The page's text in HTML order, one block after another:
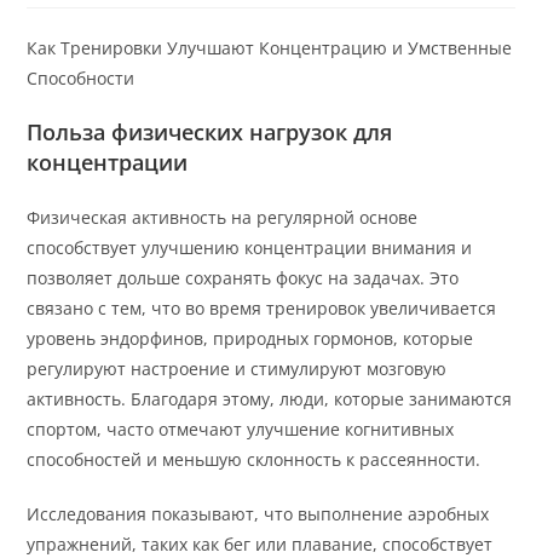
Как Тренировки Улучшают Концентрацию и Умственные
Способности
Польза физических нагрузок для
концентрации
Физическая активность на регулярной основе
способствует улучшению концентрации внимания и
позволяет дольше сохранять фокус на задачах. Это
связано с тем, что во время тренировок увеличивается
уровень эндорфинов, природных гормонов, которые
регулируют настроение и стимулируют мозговую
активность. Благодаря этому, люди, которые занимаются
спортом, часто отмечают улучшение когнитивных
способностей и меньшую склонность к рассеянности.
Исследования показывают, что выполнение аэробных
упражнений, таких как бег или плавание, способствует